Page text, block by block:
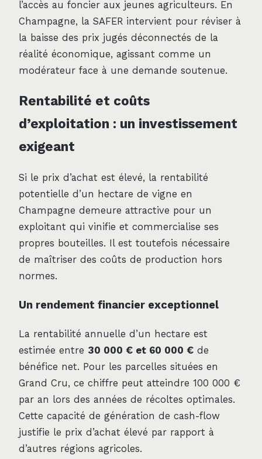
l’accès au foncier aux jeunes agriculteurs. En
Champagne, la SAFER intervient pour réviser à
la baisse des prix jugés déconnectés de la
réalité économique, agissant comme un
modérateur face à une demande soutenue.
Rentabilité et coûts
d’exploitation : un investissement
exigeant
Si le prix d’achat est élevé, la rentabilité
potentielle d’un hectare de vigne en
Champagne demeure attractive pour un
exploitant qui vinifie et commercialise ses
propres bouteilles. Il est toutefois nécessaire
de maîtriser des coûts de production hors
normes.
Un rendement financier exceptionnel
La rentabilité annuelle d’un hectare est
estimée entre 30 000 € et 60 000 € de
bénéfice net. Pour les parcelles situées en
Grand Cru, ce chiffre peut atteindre 100 000 €
par an lors des années de récoltes optimales.
Cette capacité de génération de cash-flow
justifie le prix d’achat élevé par rapport à
d’autres régions agricoles.